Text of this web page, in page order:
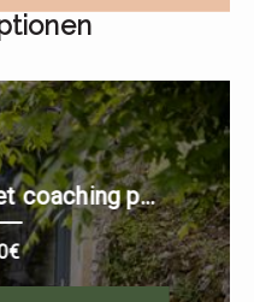
coaching p...